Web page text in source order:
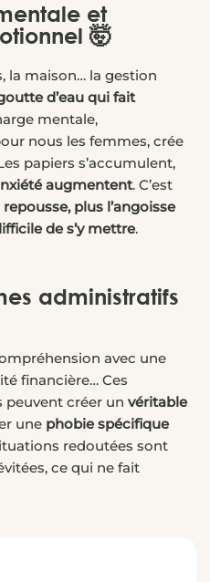
et
🤯
la maison… la gestion
d’eau qui fait
mentale,
nous les femmes, crée
papiers s’accumulent,
augmentent. C’est
plus l’angoisse
de s’y mettre.
administratifs
avec une
financière… Ces
peuvent créer un véritable
une phobie spécifique
redoutées sont
ce qui ne fait